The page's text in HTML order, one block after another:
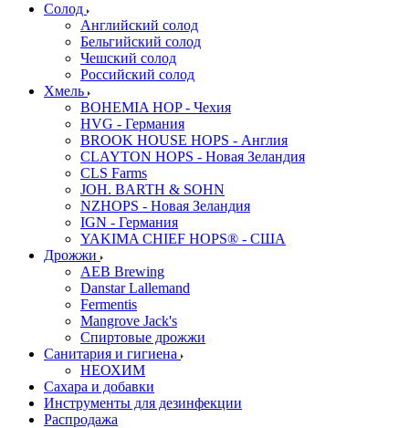
Солод
Английский солод
Бельгийский солод
Чешский солод
Российский солод
Хмель
BOHEMIA HOP - Чехия
HVG - Германия
BROOK HOUSE HOPS - Англия
CLAYTON HOPS - Новая Зеландия
CLS Farms
JOH. BARTH & SOHN
NZHOPS - Новая Зеландия
IGN - Германия
YAKIMA CHIEF HOPS® - США
Дрожжи
AEB Brewing
Danstar Lallemand
Fermentis
Mangrove Jack's
Спиртовые дрожжи
Санитария и гигиена
НЕОХИМ
Сахара и добавки
Инструменты для дезинфекции
Распродажа